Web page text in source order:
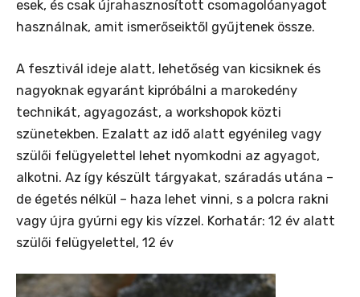
esek, és csak újrahasznosított csomagolóanyagot
használnak, amit ismerőseiktől gyűjtenek össze.
A fesztivál ideje alatt, lehetőség van kicsiknek és
nagyoknak egyaránt kipróbálni a marokedény
technikát, agyagozást, a workshopok közti
szünetekben. Ezalatt az idő alatt egyénileg vagy
szülői felügyelettel lehet nyomkodni az agyagot,
alkotni. Az így készült tárgyakat, száradás utána –
de égetés nélkül – haza lehet vinni, s a polcra rakni
vagy újra gyúrni egy kis vízzel. Korhatár: 12 év alatt
szülői felügyelettel, 12 év